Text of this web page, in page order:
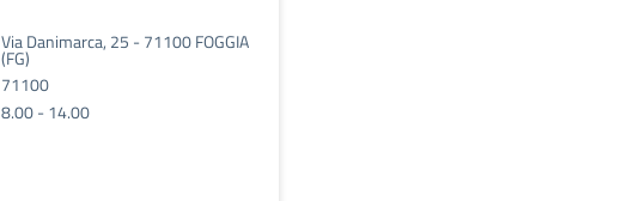
Via Danimarca, 25 - 71100 FOGGIA
(FG)
71100
8.00 - 14.00